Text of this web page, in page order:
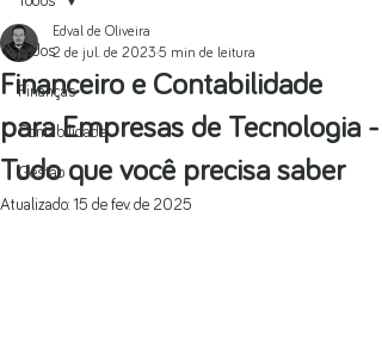
Todos
Finanças
Contabilidade
Gestão
Financeiro e Contabilidade
para Empresas de Tecnologia -
Tudo que você precisa saber
Edval de Oliveira
2 de jul. de 2023 5 min de leitura
Atualizado: 15 de fev. de 2025